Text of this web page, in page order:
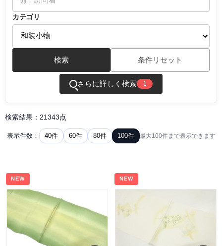
カテゴリ
検索 条件リセット
さらに詳しく検索 1
検索結果：21343点
表示件数： 40件 60件 80件 100件 最大100件まで表示できます
NEW NEW